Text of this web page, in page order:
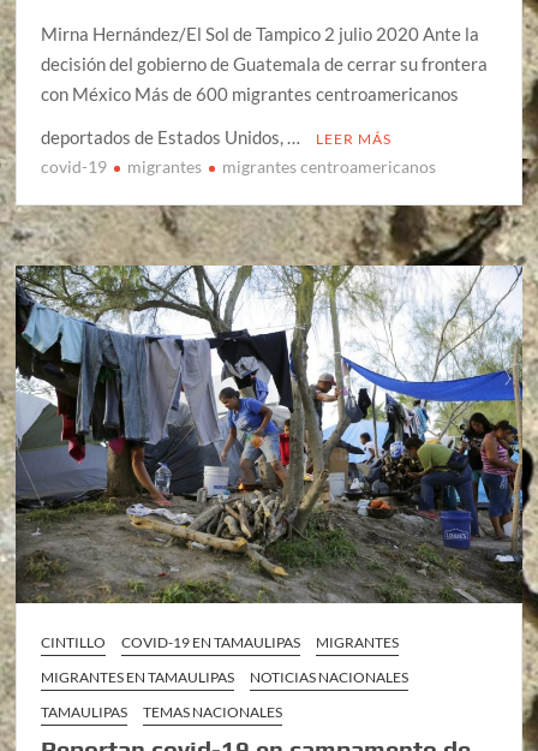
Mirna Hernández/El Sol de Tampico 2 julio 2020 Ante la
decisión del gobierno de Guatemala de cerrar su frontera
con México Más de 600 migrantes centroamericanos
deportados de Estados Unidos, …
LEER MÁS
covid-19 migrantes migrantes centroamericanos
CINTILLO COVID-19 EN TAMAULIPAS
MIGRANTES
MIGRANTES EN TAMAULIPAS
NOTICIAS NACIONALES
TAMAULIPAS
TEMAS NACIONALES